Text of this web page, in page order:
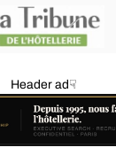
Header ad☟